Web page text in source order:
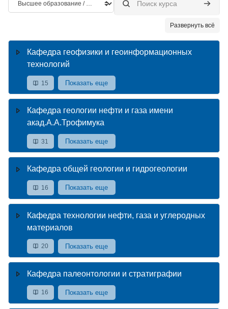
Категории курсов Поиск курса Поиск
Развернуть всё
Кафедра геофизики и геоинформационных
технологий
15 Показать еще
Кафедра геологии нефти и газа имени
акад.А.А.Трофимука
31 Показать еще
Кафедра общей геологии и гидрогеологии
16 Показать еще
Кафедра технологии нефти, газа и углеродных
материалов
20 Показать еще
Кафедра палеонтологии и стратиграфии
16 Показать еще